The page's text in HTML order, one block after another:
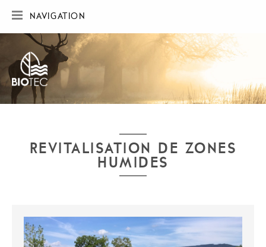
NAVIGATION
CARTE DES RÉALISATIONS
CONTACT
REVITALISATION DE ZONES
HUMIDES